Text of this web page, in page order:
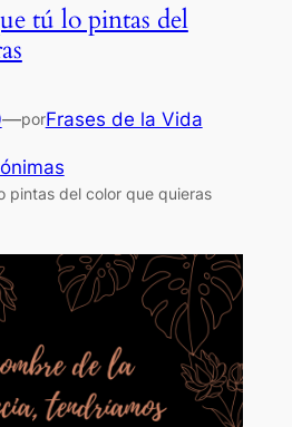
tú lo pintas del
—porFrases de la Vida
pintas del color que quieras